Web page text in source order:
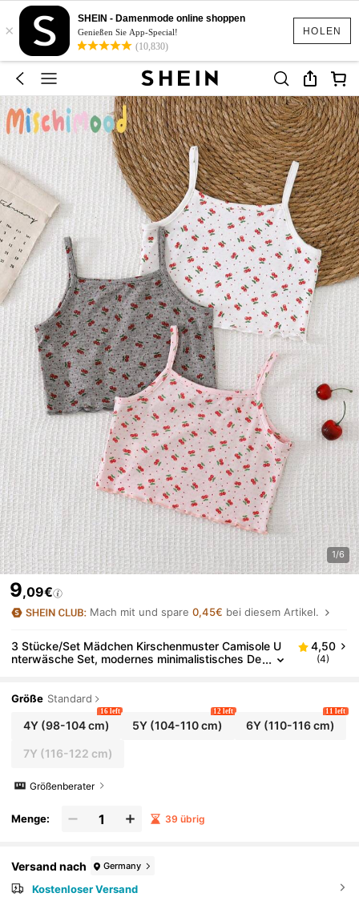
HOLEN
×
SHEIN - Damenmode online shoppen
Genießen Sie App-Special!
(10,830)
1/6
9,09€
Mach mit und spare0,45€ bei diesem Artikel.
3 Stücke/Set Mädchen Kirschenmuster Camisole U
nterwäsche Set, modernes minimalistisches De
4,50
(4)
Größe Standard
4Y(98-104 cm)
16 left
5Y (104-110 cm)
12 left
6Y(110-116 cm)
11 left
7Y (116-122 cm)
Größenberater
Menge: 39 übrig
Versand nach Germany
Kostenloser Versand